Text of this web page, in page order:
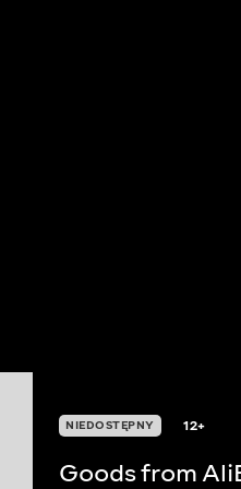
NIEDOSTĘPNY 12+
Goods from